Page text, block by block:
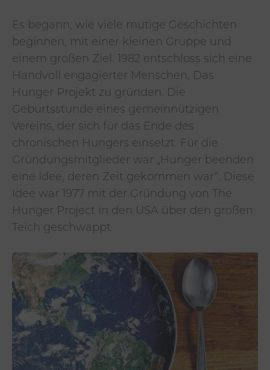
Es begann, wie viele mutige Geschichten
beginnen, mit einer kleinen Gruppe und
einem großen Ziel. 1982 entschloss sich eine
Handvoll engagierter Menschen, Das
Hunger Projekt zu gründen. Die
Geburtsstunde eines gemeinnützigen
Vereins, der sich für das Ende des
chronischen Hungers einsetzt. Für die
Gründungsmitglieder war „Hunger beenden
eine Idee, deren Zeit gekommen war“. Diese
Idee war 1977 mit der Gründung von The
Hunger Project in den USA über den großen
Teich geschwappt.